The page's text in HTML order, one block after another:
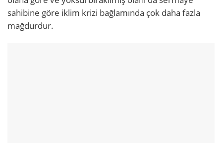
sahibine göre iklim krizi bağlamında çok daha fazla
mağdurdur.